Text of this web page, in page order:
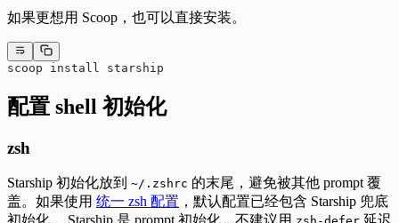
如果更想用 Scoop，也可以直接安装。
scoop install starship
配置 shell 初始化
zsh
Starship 初始化放到 ~/.zshrc 的末尾，避免被其他 prompt 覆
盖。如果使用 统一 zsh 配置 ，默认配置已经包含 Starship 兜底